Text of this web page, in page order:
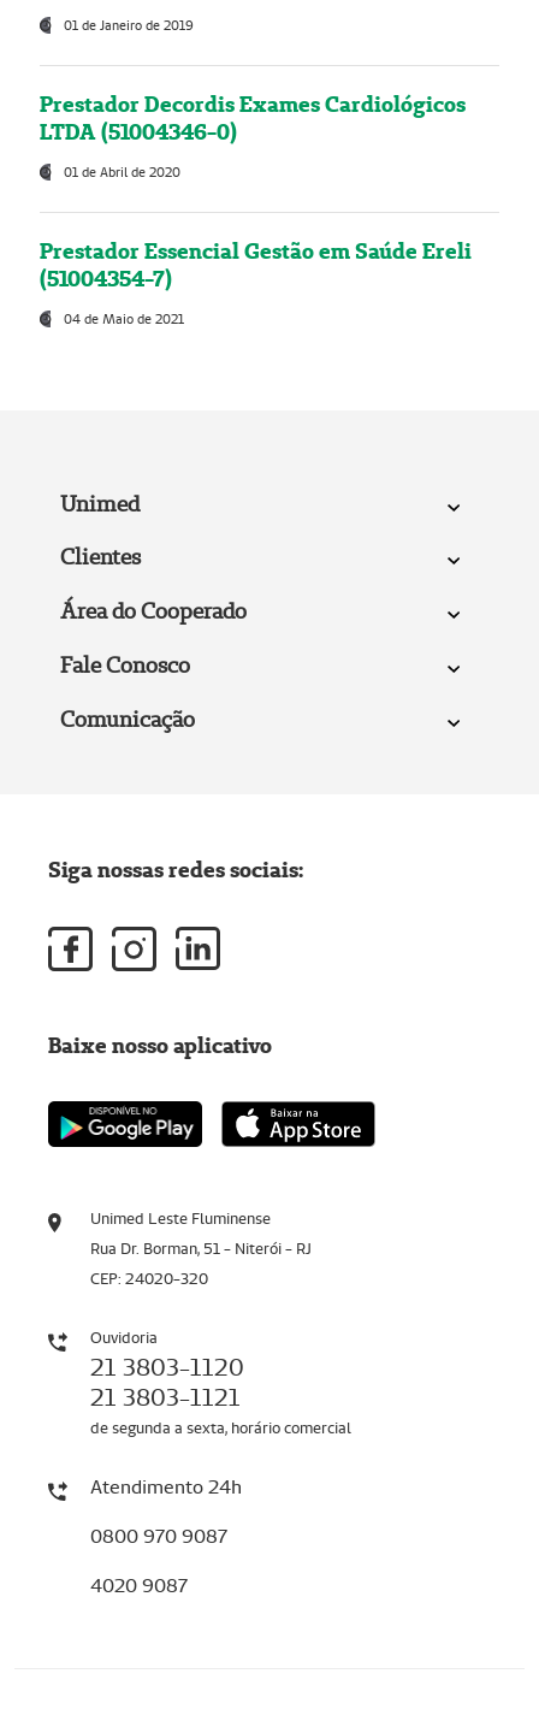
01 de Janeiro de 2019
Prestador Decordis Exames Cardiológicos
LTDA (51004346-0)
01 de Abril de 2020
Prestador Essencial Gestão em Saúde Ereli
(51004354-7)
04 de Maio de 2021
Unimed
Clientes
Área do Cooperado
Fale Conosco
Comunicação
Unimed Leste Fluminense
Rua Dr. Borman, 51 - Niterói - RJ
CEP: 24020-320
Ouvidoria
21 3803-1120
21 3803-1121
de segunda a sexta, horário comercial
Atendimento 24h
0800 970 9087
4020 9087
Siga nossas redes sociais:
Baixe nosso aplicativo